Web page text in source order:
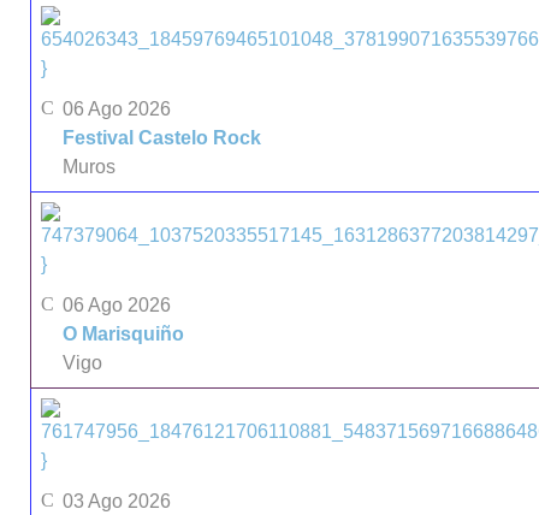
}
06 Ago 2026
Festival Castelo Rock
Muros
}
06 Ago 2026
O Marisquiño
Vigo
}
03 Ago 2026